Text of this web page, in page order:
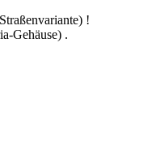
!
Gehäuse) .